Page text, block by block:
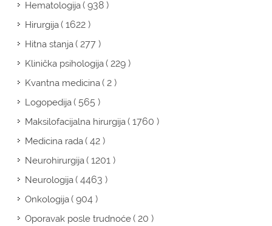
Hematologija( 938 )
Hirurgija( 1622 )
Hitna stanja( 277 )
Klinička psihologija( 229 )
Kvantna medicina( 2 )
Logopedija( 565 )
Maksilofacijalna hirurgija( 1760 )
Medicina rada( 42 )
Neurohirurgija( 1201 )
Neurologija( 4463 )
Onkologija( 904 )
Oporavak posle trudnoće( 20 )